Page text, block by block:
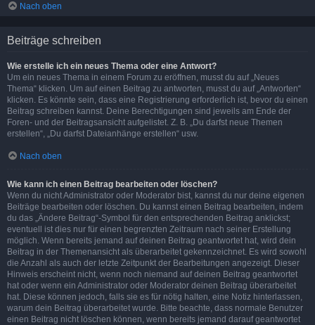
Nach oben
Beiträge schreiben
Wie erstelle ich ein neues Thema oder eine Antwort?
Um ein neues Thema in einem Forum zu eröffnen, musst du auf „Neues
Thema“ klicken. Um auf einen Beitrag zu antworten, musst du auf „Antworten“
klicken. Es könnte sein, dass eine Registrierung erforderlich ist, bevor du einen
Beitrag schreiben kannst. Deine Berechtigungen sind jeweils am Ende der
Foren- und der Beitragsansicht aufgelistet. Z. B. „Du darfst neue Themen
erstellen“, „Du darfst Dateianhänge erstellen“ usw.
Nach oben
Wie kann ich einen Beitrag bearbeiten oder löschen?
Wenn du nicht Administrator oder Moderator bist, kannst du nur deine eigenen
Beiträge bearbeiten oder löschen. Du kannst einen Beitrag bearbeiten, indem
du das „Ändere Beitrag“-Symbol für den entsprechenden Beitrag anklickst;
eventuell ist dies nur für einen begrenzten Zeitraum nach seiner Erstellung
möglich. Wenn bereits jemand auf deinen Beitrag geantwortet hat, wird dein
Beitrag in der Themenansicht als überarbeitet gekennzeichnet. Es wird sowohl
die Anzahl als auch der letzte Zeitpunkt der Bearbeitungen angezeigt. Dieser
Hinweis erscheint nicht, wenn noch niemand auf deinen Beitrag geantwortet
hat oder wenn ein Administrator oder Moderator deinen Beitrag überarbeitet
hat. Diese können jedoch, falls sie es für nötig halten, eine Notiz hinterlassen,
warum dein Beitrag überarbeitet wurde. Bitte beachte, dass normale Benutzer
einen Beitrag nicht löschen können, wenn bereits jemand darauf geantwortet